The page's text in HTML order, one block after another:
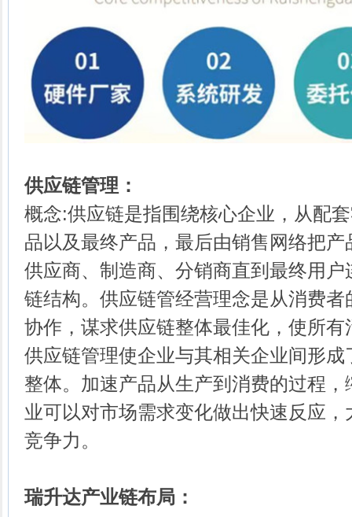
供应链管理：
概念:供应链是指围绕核心企业，从配
品以及最终产品，最后由销售网络把
供应商、制造商、分销商直到最终用
链结构。供应链管经营理念是从消费
协作，谋求供应链整体最佳化，使所
供应链管理使企业与其相关企业间形
整体。加速产品从生产到消费的过程
业可以对市场需求变化做出快速反应
竞争力。
瑞升达产业链布局：